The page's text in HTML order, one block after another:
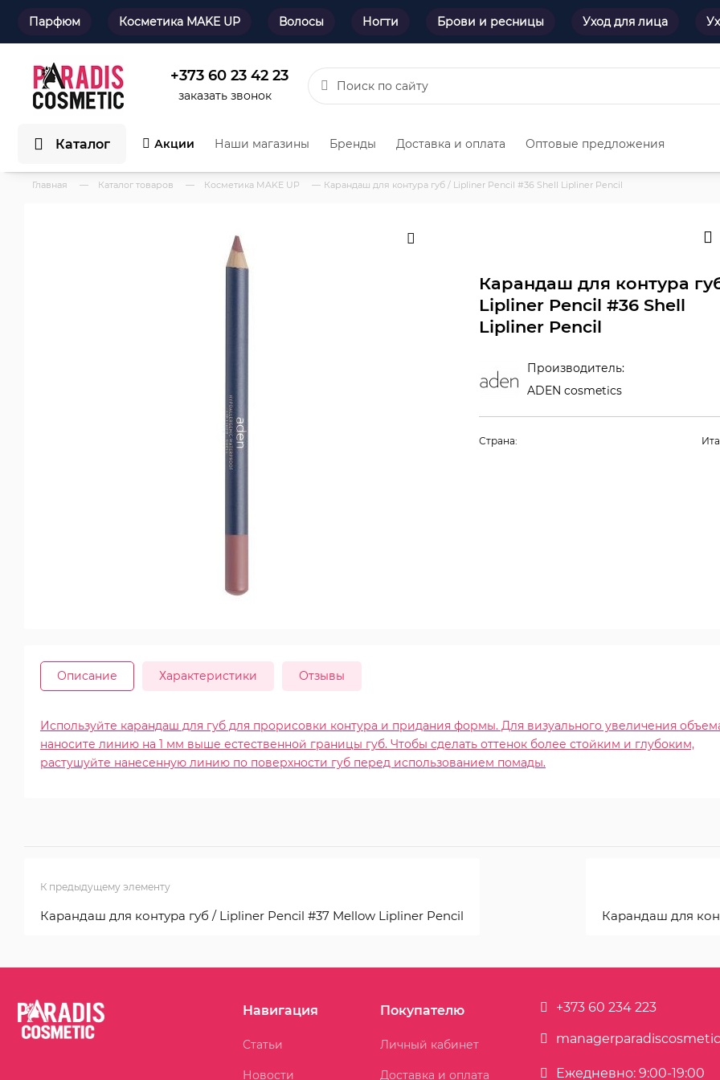
Парфюм Косметика MAKE UP Волосы Ногти Брови и ресницы Уход для лица
+373 60 23 42 23
заказать звонок
Каталог Акции Наши магазины Бренды Доставка и оплата Оптовые предложения
Главная — Каталог товаров — Косметика MAKE UP — Карандаш для контура губ / Lipliner Pencil #36 Shell Lipliner Pencil
Карандаш для контура
Lipliner Pencil #36 Shell
Lipliner Pencil
Производитель:
ADEN cosmetics
Страна:
Описание Характеристики Отзывы
Используйте карандаш для губ для прорисовки контура и придания формы. Для визуального увеличения
наносите линию на 1 мм выше естественной границы губ. Чтобы сделать оттенок более стойким и глубоким,
растушуйте нанесенную линию по поверхности губ перед использованием помады.
К предыдущему элементу
Карандаш для контура губ / Lipliner Pencil #37 Mellow Lipliner Pencil Карандаш для
Навигация
Статьи
Новости
Личный кабинет
Доставка и оплата
Покупателю
Ежедневно: 9:00-19:00
+373 60 234 223